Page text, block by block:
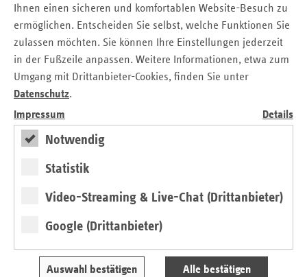
Ihnen einen sicheren und komfortablen Website-Besuch zu
ermöglichen. Entscheiden Sie selbst, welche Funktionen Sie
zulassen möchten. Sie können Ihre Einstellungen jederzeit
in der Fußzeile anpassen. Weitere Informationen, etwa zum
Umgang mit Drittanbieter-Cookies, finden Sie unter
Datenschutz.
Impressum
Details
Notwendig
Statistik
Video-Streaming & Live-Chat (Drittanbieter)
Google (Drittanbieter)
Auswahl bestätigen Alle bestätigen
auch der medizinische Fortschritt, die uns beschäftigen.
Welche Rolle spielt der Verband in politischer Hinsicht?
Er ist ein moderner, schlagkräftiger Verband, der
gemeinsame Interessen der Ersatzkassen vorantreibt und
somit im Namen seiner Mitgliedskassen einen politischen
vertragspolitischen Interessen der Ersatzkassen auf Bundes-
und Landesebene gegenüber der Politik, den
gehen, gemeinsame Ziele zu entwickeln und sich über
auch mit anderen Akteuren im Gesundheitswesen.
Insbesondere im Zuge des zunehmend härter werdenden
und Partner.